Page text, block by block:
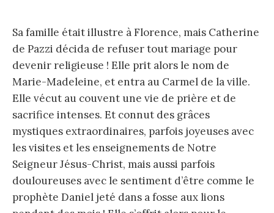
Sa famille était illustre à Florence, mais Catherine
de Pazzi décida de refuser tout mariage pour
devenir religieuse ! Elle prit alors le nom de
Marie-Madeleine, et entra au Carmel de la ville.
Elle vécut au couvent une vie de prière et de
sacrifice intenses. Et connut des grâces
mystiques extraordinaires, parfois joyeuses avec
les visites et les enseignements de Notre
Seigneur Jésus-Christ, mais aussi parfois
douloureuses avec le sentiment d’être comme le
prophète Daniel jeté dans a fosse aux lions